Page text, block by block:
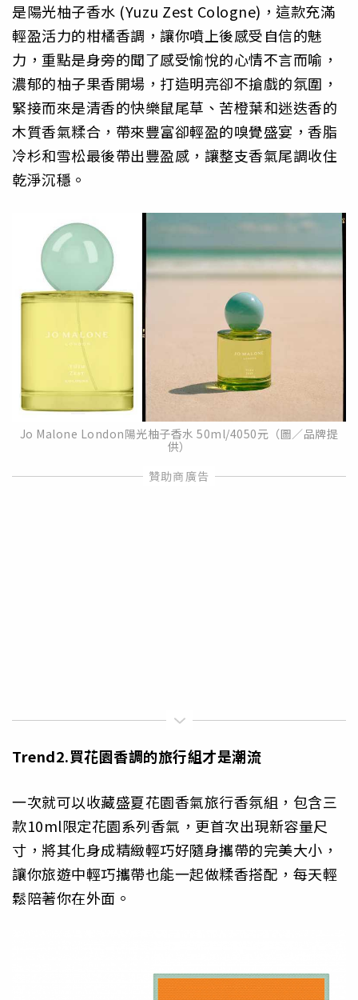
是陽光柚子香水 (Yuzu Zest Cologne)，這款充滿
輕盈活力的柑橘香調，讓你噴上後感受自信的魅
力，重點是身旁的聞了感受愉悅的心情不言而喻，
濃郁的柚子果香開場，打造明亮卻不搶戲的氛圍，
緊接而來是清香的快樂鼠尾草、苦橙葉和迷迭香的
木質香氣糅合，帶來豐富卻輕盈的嗅覺盛宴，香脂
冷杉和雪松最後帶出豐盈感，讓整支香氣尾調收住
乾淨沉穩。
Jo Malone London陽光柚子香水 50ml/4050元（圖／品牌提
供）
Trend2.買花園香調的旅行組才是潮流
一次就可以收藏盛夏花園香氣旅行香氛組，包含三
款10ml限定花園系列香氣，更首次出現新容量尺
寸，將其化身成精緻輕巧好隨身攜帶的完美大小，
讓你旅遊中輕巧攜帶也能一起做糅香搭配，每天輕
鬆陪著你在外面。